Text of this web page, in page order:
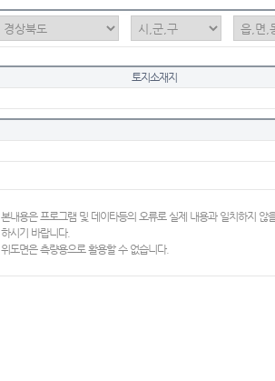
토지소재지
본내용은 프로그램 및 데이타등의 오류로 실제 내용과 일치하지
하시기 바랍니다.
위도면은 측량용으로 활용할 수 없습니다.